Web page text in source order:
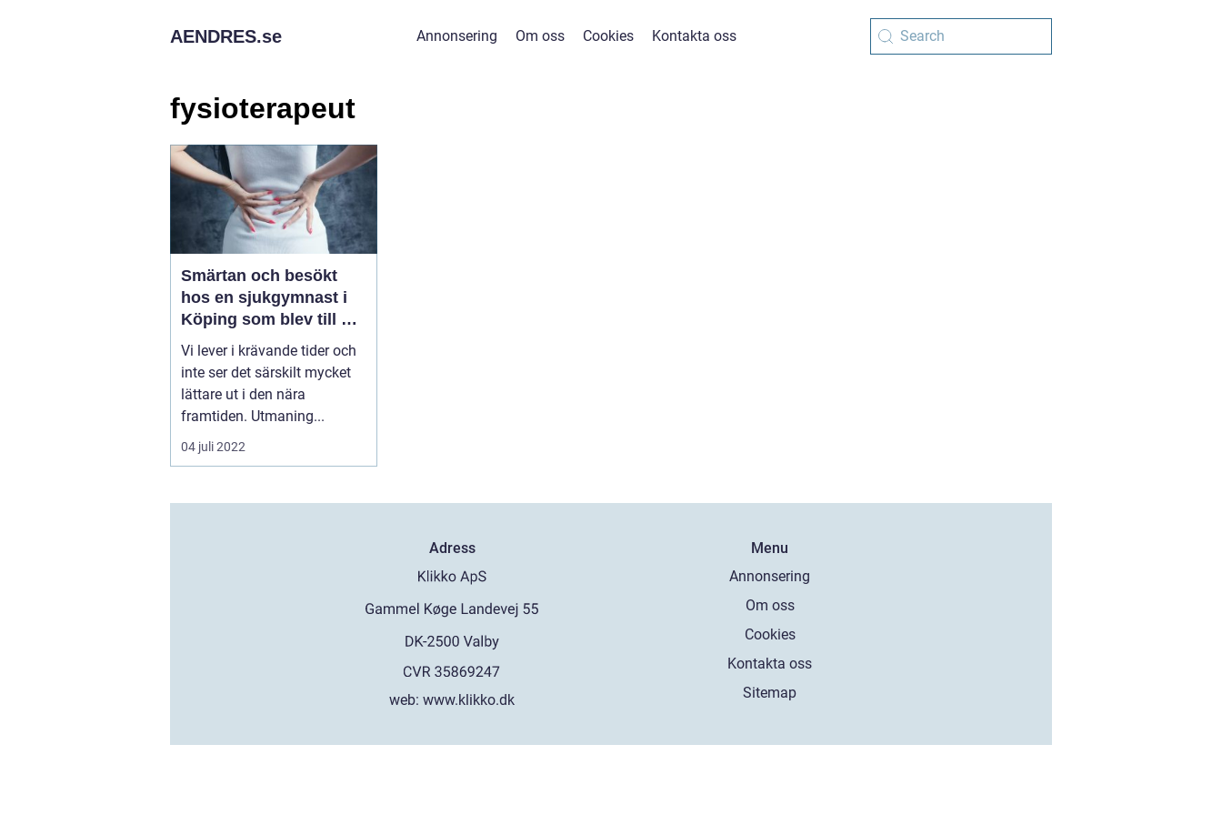
AENDRES.se Annonsering Om oss Cookies Kontakta oss
fysioterapeut
Smärtan och besökt
hos en sjukgymnast i
Köping som blev till en
gåva
Vi lever i krävande tider och
inte ser det särskilt mycket
lättare ut i den nära
framtiden. Utmaning...
04 juli 2022
Adress
web:www.klikko.dk
Menu
Annonsering
Om oss
Cookies
Kontakta oss
Sitemap